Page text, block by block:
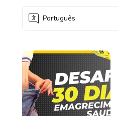
Português